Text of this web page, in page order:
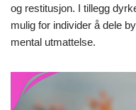
og restitusjon. I tillegg
mulig for individer å dele
mental utmattelse.